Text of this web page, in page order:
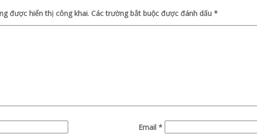
được hiển thị công khai. Các trường bắt buộc được đánh dấu *
Email *